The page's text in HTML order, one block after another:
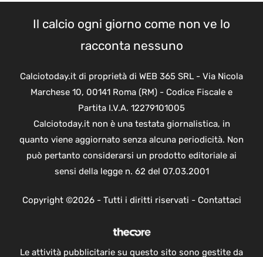
Il calcio ogni giorno come non ve lo
racconta nessuno
Calciotoday.it di proprietà di WEB 365 SRL - Via Nicola
Marchese 10, 00141 Roma (RM) - Codice Fiscale e
Partita I.V.A. 12279101005
Calciotoday.it non è una testata giornalistica, in
quanto viene aggiornato senza alcuna periodicità. Non
può pertanto considerarsi un prodotto editoriale ai
sensi della legge n. 62 del 07.03.2001
Copyright ©2026 - Tutti i diritti riservati - Contattaci
Le attività pubblicitarie su questo sito sono gestite da